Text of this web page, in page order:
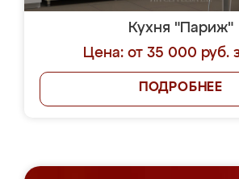
Кухня "Париж"
Цена: от 35 000 руб.
ПОДРОБНЕЕ